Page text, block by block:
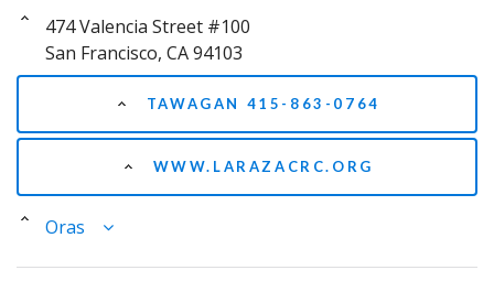
474 Valencia Street #100
San Francisco, CA 94103
TAWAGAN 415-863-0764
WWW.LARAZACRC.ORG
Oras